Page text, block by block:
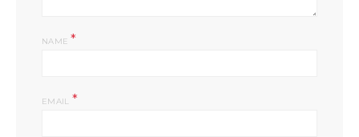
NAME *
EMAIL *